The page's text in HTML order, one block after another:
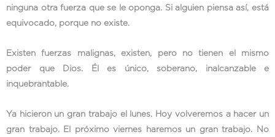
ninguna otra fuerza que se le oponga. Si alguien piensa así, está
equivocado, porque no existe.
Existen fuerzas malignas, existen, pero no tienen el mismo
poder que Dios. Él es único, soberano, inalcanzable e
inquebrantable.
Ya hicieron un gran trabajo el lunes. Hoy volveremos a hacer un
gran trabajo. El próximo viernes haremos un gran trabajo. No